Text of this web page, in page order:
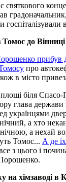
святкового
до Вінниці
прибув
про
в місто
біля
глава
українцями
а хто
а нехай
Томос... А де
з цього і
хімзаводі в